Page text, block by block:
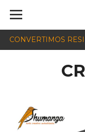
CONVERTIMOS